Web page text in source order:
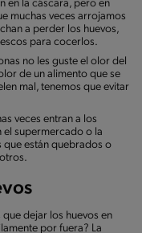
en la cáscara, pero en
muchas veces arrojamos
a perder los huevos,
para cocerlos.
no les guste el olor del
de un alimento que se
mal, tenemos que evitar
veces entran a los
el supermercado o la
están quebrados o
que dejar los huevos en
por fuera? La